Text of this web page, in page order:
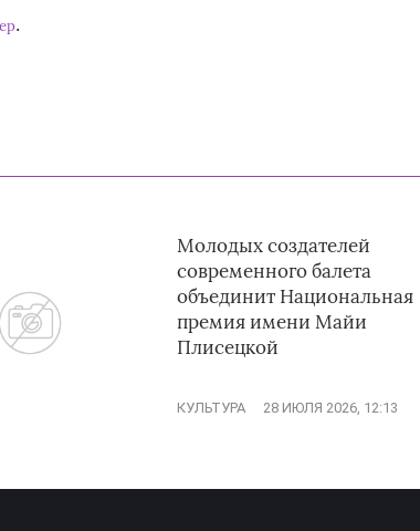
.
Молодых создателей
современного балета
объединит Национальная
премия имени Майи
Плисецкой
КУЛЬТУРА 28 ИЮЛЯ 2026, 12:13